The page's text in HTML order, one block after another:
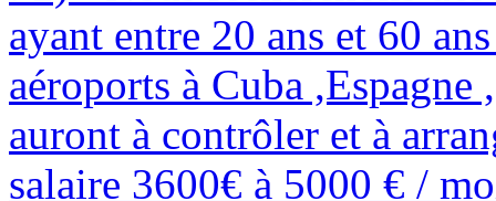
ayant entre 20 ans et 60
aéroports à Cuba
auront à contrôler et à
salaire 3600€ à 5000 € /